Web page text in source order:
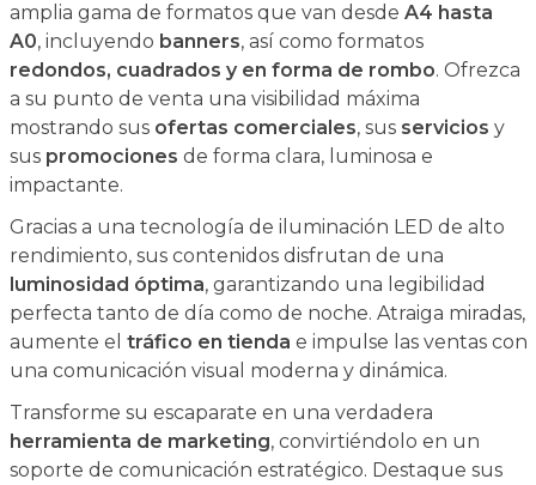
amplia gama de formatos que van desde A4 hasta
A0, incluyendo banners, así como formatos
redondos, cuadrados y en forma de rombo. Ofrezca
a su punto de venta una visibilidad máxima
mostrando sus ofertas comerciales, sus servicios y
sus promociones de forma clara, luminosa e
impactante.
Gracias a una tecnología de iluminación LED de alto
rendimiento, sus contenidos disfrutan de una
luminosidad óptima, garantizando una legibilidad
perfecta tanto de día como de noche. Atraiga miradas,
aumente el tráfico en tienda e impulse las ventas con
una comunicación visual moderna y dinámica.
Transforme su escaparate en una verdadera
herramienta de marketing, convirtiéndolo en un
soporte de comunicación estratégico. Destaque sus